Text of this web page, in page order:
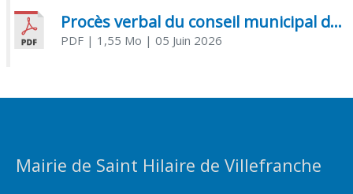
Procès verbal du conseil municipal du 05 juin 2026
PDF| 1,55 Mo | 05 Juin 2026
Mairie de Saint Hilaire de Villefranche